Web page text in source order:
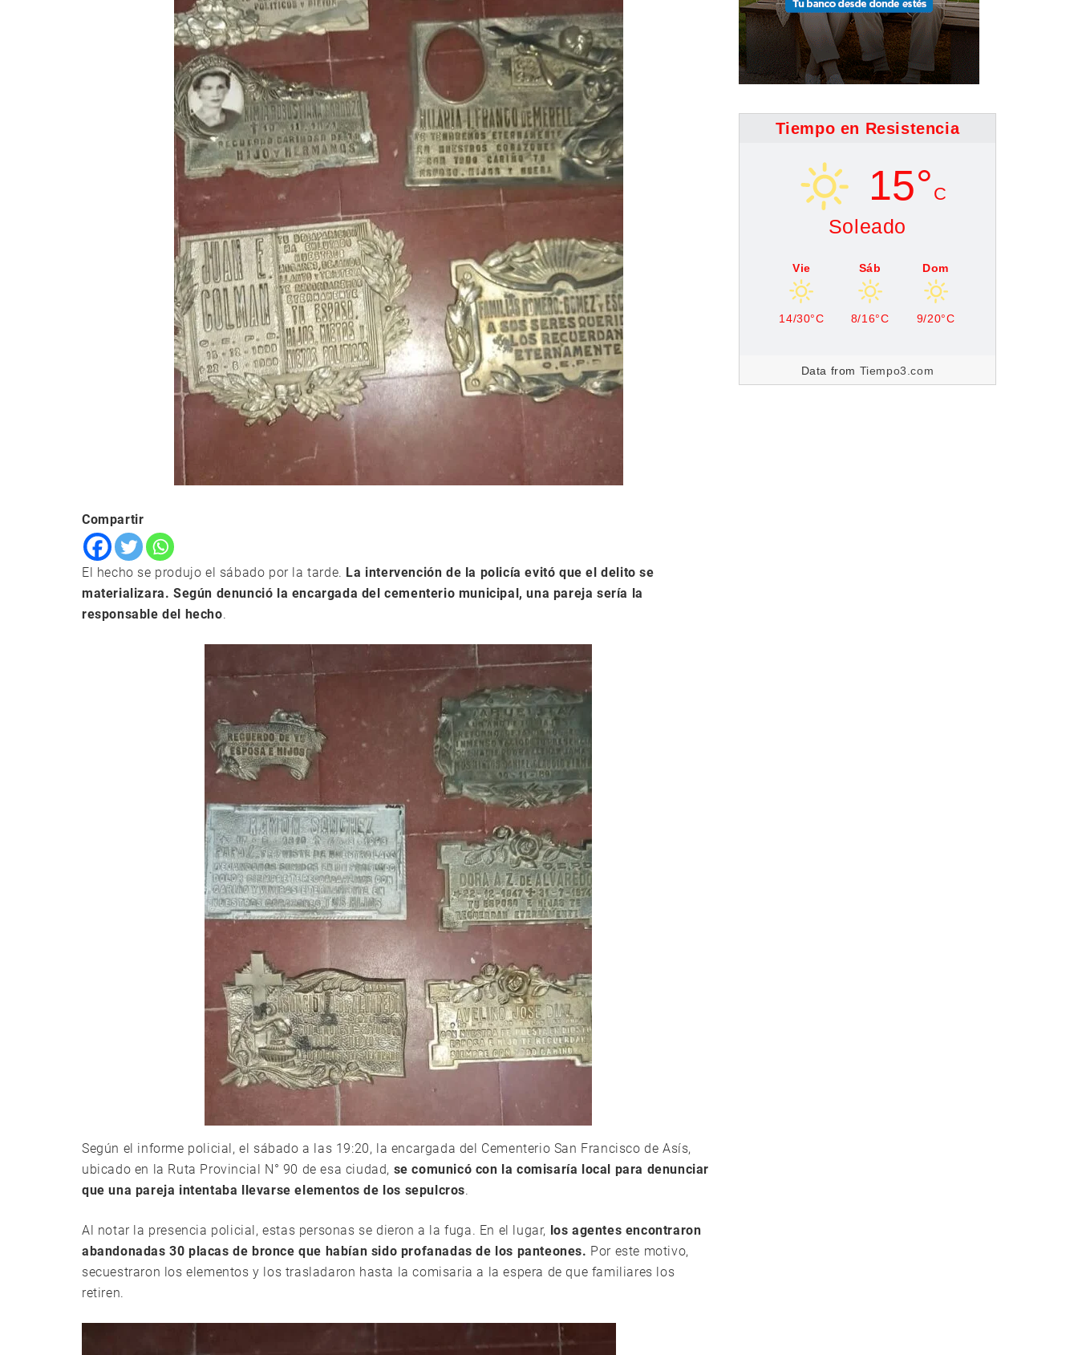
Compartir
El hecho se produjo el sábado por la tarde. La intervención de la policía evitó que el delito se
materializara. Según denunció la encargada del cementerio municipal, una pareja sería la
responsable del hecho.
Según el informe policial, el sábado a las 19:20, la encargada del Cementerio San Francisco de Asís,
ubicado en la Ruta Provincial N° 90 de esa ciudad, se comunicó con la comisaría local para denunciar
que una pareja intentaba llevarse elementos de los sepulcros.
Al notar la presencia policial, estas personas se dieron a la fuga. En el lugar, los agentes encontraron
abandonadas 30 placas de bronce que habían sido profanadas de los panteones. Por este motivo,
secuestraron los elementos y los trasladaron hasta la comisaria a la espera de que familiares los
retiren.
Tiempo en Resistencia
15° C
Soleado
Vie
14/30°C
Sáb
8/16°C
Dom
9/20°C
Data from Tiempo3.com